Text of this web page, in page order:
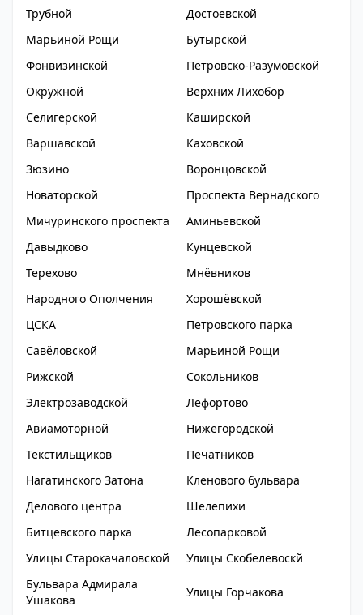
Трубной
Достоевской
Марьиной Рощи
Бутырской
Фонвизинской
Петровско-Разумовской
Окружной
Верхних Лихобор
Селигерской
Каширской
Варшавской
Каховской
Зюзино
Воронцовской
Новаторской
Проспекта Вернадского
Мичуринского проспекта
Аминьевской
Давыдково
Кунцевской
Терехово
Мнёвников
Народного Ополчения
Хорошёвской
ЦСКА
Петровского парка
Савёловской
Марьиной Рощи
Рижской
Сокольников
Электрозаводской
Лефортово
Авиамоторной
Нижегородской
Текстильщиков
Печатников
Нагатинского Затона
Кленового бульвара
Делового центра
Шелепихи
Битцевского парка
Лесопарковой
Улицы Старокачаловской
Улицы Скобелевоскй
Бульвара Адмирала
Ушакова
Улицы Горчакова